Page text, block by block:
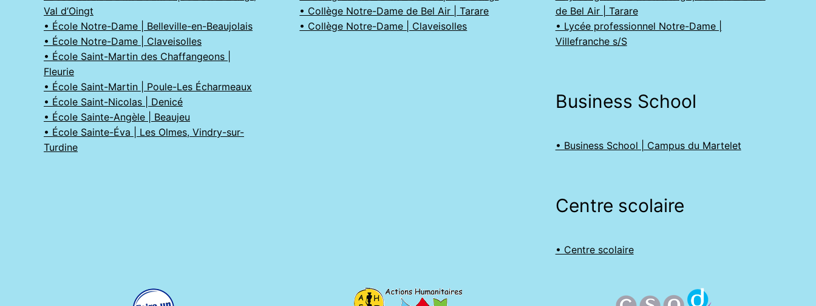
Val d’Oingt
• École Notre-Dame | Belleville-en-Beaujolais
• École Notre-Dame | Claveisolles
• École Saint-Martin des Chaffangeons |
Fleurie
• École Saint-Martin | Poule-Les Écharmeaux
• École Saint-Nicolas | Denicé
• École Sainte-Angèle | Beaujeu
• École Sainte-Éva | Les Olmes, Vindry-sur-
Turdine
• Collège Notre-Dame de Bel Air | Tarare
• Collège Notre-Dame | Claveisolles
de Bel Air | Tarare
• Lycée professionnel Notre-Dame |
Villefranche s/S
Business School
• Business School | Campus du Martelet
Centre scolaire
• Centre scolaire